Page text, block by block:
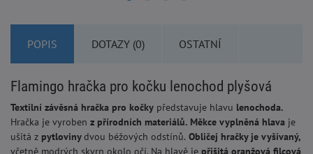
POPIS DOTAZY (0) OSTATNÍ
Flamingo hračka pro kočku lenochod plyšová
Textilní závěsná hračka pro kočky představuje hlavu lenochoda.
Hračka je vyroben z přírodních materiálů. Měkce vyplněná hlava je
ušitá z pytlovinydvou béžových odstínů. Obličej hračky je vyšívaný,
včetně modrých skvrn okolo očí. Na hlavě je přišitá oranžová filcová